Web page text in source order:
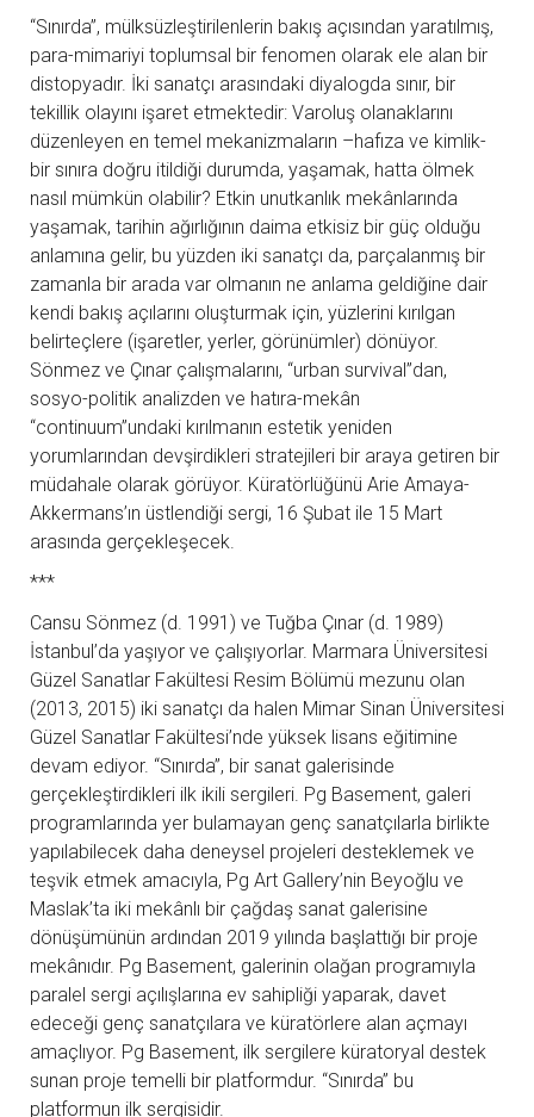
“Sınırda”, mülksüzleştirilenlerin bakış açısından yaratılmış,
para-mimariyi toplumsal bir fenomen olarak ele alan bir
distopyadır. İki sanatçı arasındaki diyalogda sınır, bir
tekillik olayını işaret etmektedir: Varoluş olanaklarını
düzenleyen en temel mekanizmaların –hafıza ve kimlik-
bir sınıra doğru itildiği durumda, yaşamak, hatta ölmek
nasıl mümkün olabilir? Etkin unutkanlık mekânlarında
yaşamak, tarihin ağırlığının daima etkisiz bir güç olduğu
anlamına gelir, bu yüzden iki sanatçı da, parçalanmış bir
zamanla bir arada var olmanın ne anlama geldiğine dair
kendi bakış açılarını oluşturmak için, yüzlerini kırılgan
belirteçlere (işaretler, yerler, görünümler) dönüyor.
Sönmez ve Çınar çalışmalarını, “urban survival”dan,
sosyo-politik analizden ve hatıra-mekân
“continuum”undaki kırılmanın estetik yeniden
yorumlarından devşirdikleri stratejileri bir araya getiren bir
müdahale olarak görüyor. Küratörlüğünü Arie Amaya-
Akkermans’ın üstlendiği sergi, 16 Şubat ile 15 Mart
arasında gerçekleşecek.
***
Cansu Sönmez (d. 1991) ve Tuğba Çınar (d. 1989)
İstanbul’da yaşıyor ve çalışıyorlar. Marmara Üniversitesi
Güzel Sanatlar Fakültesi Resim Bölümü mezunu olan
(2013, 2015) iki sanatçı da halen Mimar Sinan Üniversitesi
Güzel Sanatlar Fakültesi’nde yüksek lisans eğitimine
devam ediyor. “Sınırda”, bir sanat galerisinde
gerçekleştirdikleri ilk ikili sergileri. Pg Basement, galeri
programlarında yer bulamayan genç sanatçılarla birlikte
yapılabilecek daha deneysel projeleri desteklemek ve
teşvik etmek amacıyla, Pg Art Gallery’nin Beyoğlu ve
Maslak’ta iki mekânlı bir çağdaş sanat galerisine
dönüşümünün ardından 2019 yılında başlattığı bir proje
mekânıdır. Pg Basement, galerinin olağan programıyla
paralel sergi açılışlarına ev sahipliği yaparak, davet
edeceği genç sanatçılara ve küratörlere alan açmayı
amaçlıyor. Pg Basement, ilk sergilere küratoryal destek
sunan proje temelli bir platformdur. “Sınırda” bu
platformun ilk sergisidir.